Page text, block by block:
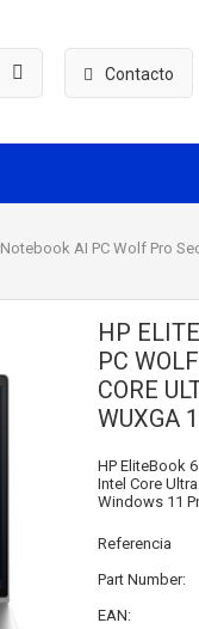
Contacto
AI PC Wolf Pro
HP
PC
CORE
WUXGA
HP EliteBook
Intel Core
Windows 11
Referencia
Part Number:
EAN: